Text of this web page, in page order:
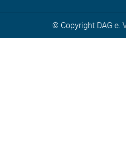
© Copyright DAG e.